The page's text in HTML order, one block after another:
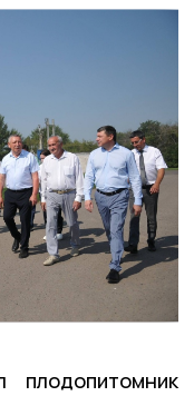
плодопитомник